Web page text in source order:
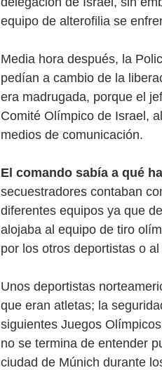
equipo de alterofilia se
Media hora después, la
pedían a cambio de la
era madrugada, porque el
Comité Olímpico de Israel,
medios de comunicación.
El comando sabía a qué
secuestradores contaban
diferentes equipos ya que
alojaba al equipo de tiro
por los otros deportistas o
Unos deportistas
que eran atletas; la
siguientes Juegos
no se termina de entender
ciudad de Múnich durante